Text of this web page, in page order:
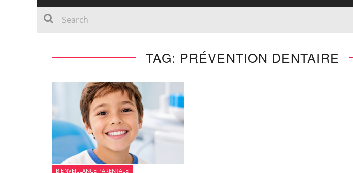
TAG: PRÉVENTION DENTAIRE
BIENVEILLANCE PARENTALE